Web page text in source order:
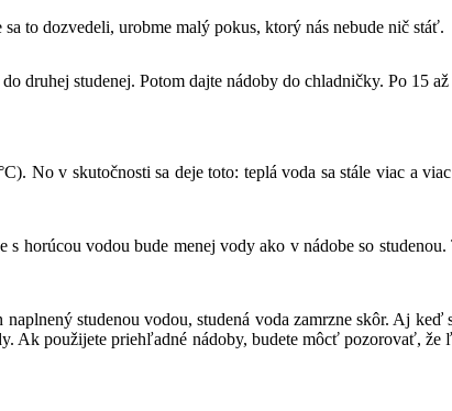
to dozvedeli, urobme malý pokus, ktorý nás nebude nič stáť.
druhej studenej. Potom dajte nádoby do chladničky. Po 15
No v skutočnosti sa deje toto: teplá voda sa stále viac a
s horúcou vodou bude menej vody ako v nádobe so
studenou vodou, studená voda zamrzne skôr. Aj
Ak použijete priehľadné nádoby, budete môcť pozorovať,